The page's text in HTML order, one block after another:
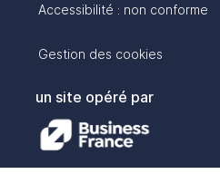
Accessibilité : non conforme
Gestion des cookies
un site opéré par
avec :